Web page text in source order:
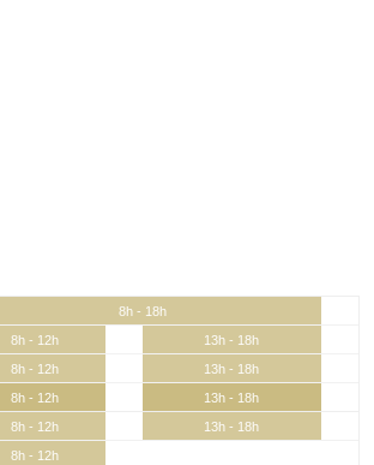
8h - 18h
8h - 12h
13h - 18h
8h - 12h
13h - 18h
8h - 12h
13h - 18h
8h - 12h
13h - 18h
8h - 12h